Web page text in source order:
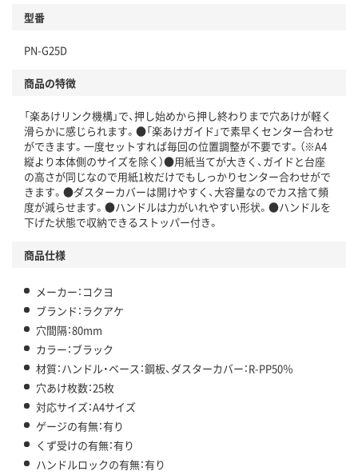
型番
PN-G25D
商品の特徴
「楽あけリンク機構」で、押し始めから押し終わりまで穴あけが軽く
滑らかに感じられます。●「楽あけガイド」で素早くセンター合わせ
ができます。一度セットすれば毎回の位置調整が不要です。（※A4
縦より本体側のサイズを除く）●用紙当てが大きく、ガイドと台座
の高さが同じなので用紙1枚だけでもしっかりセンター合わせがで
きます。●ダスターカバーは開けやすく、大容量なのでカス捨て頻
度が減らせます。●ハンドルは力がいれやすい形状。●ハンドルを
下げた状態で収納できるストッパー付き。
商品仕様
メーカー：コクヨ
ブランド：ラクアケ
穴間隔：80mm
カラー：ブラック
材質：ハンドル・ベース：鋼板、ダスターカバー：R-PP50％
穴あけ枚数：25枚
対応サイズ：A4サイズ
ゲージの有無：有り
くず受けの有無：有り
ハンドルロックの有無：有り